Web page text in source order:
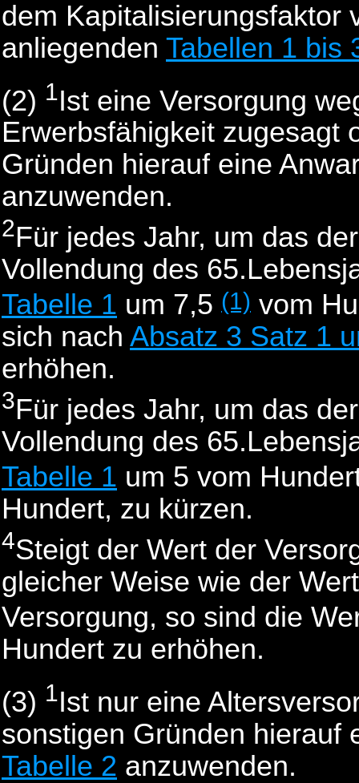
dem Kapitalisierungsfaktor
anliegenden Tabellen 1 bis
(2) 1Ist eine Versorgung
Erwerbsfähigkeit zugesagt
Gründen hierauf eine
anzuwenden.
2Für jedes Jahr, um das
Vollendung des
Tabelle 1 um 7,5 (1) vom
sich nach Absatz 3 Satz 1
erhöhen.
3Für jedes Jahr, um das
Vollendung des
Tabelle 1 um 5 vom
Hundert, zu kürzen.
4Steigt der Wert der
gleicher Weise wie der
Versorgung, so sind die
Hundert zu erhöhen.
(3) 1Ist nur eine
sonstigen Gründen hierauf
Tabelle 2 anzuwenden.